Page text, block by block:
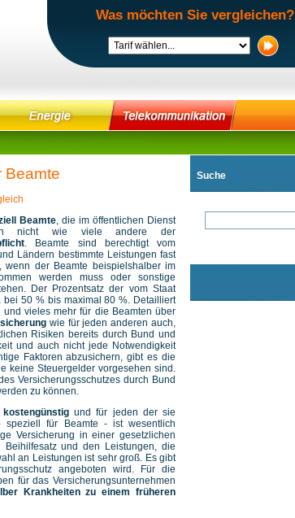
Was möchten Sie vergleichen?
Beamte
Beamte, die im öffentlichen Dienst
nicht wie viele andere der
. Beamte sind berechtigt vom
Ländern bestimmte Leistungen fast
wenn der Beamte beispielshalber im
werden muss oder sonstige
Der Prozentsatz der vom Staat
bei 50 % bis maximal 80 %. Detailliert
vieles mehr für die Beamten über
wie für jeden anderen auch,
Risiken bereits durch Bund und
und auch nicht jede Notwendigkeit
Faktoren abzusichern, gibt es die
keine Steuergelder vorgesehen sind.
Versicherungsschutzes durch Bund
zu können.
und für jeden der sie
speziell für Beamte - ist wesentlich
Versicherung in einer gesetzlichen
und den Leistungen, die
an Leistungen ist sehr groß. Es gibt
angeboten wird. Für die
für das Versicherungsunternehmen
Krankheiten zu einem früheren
Suche